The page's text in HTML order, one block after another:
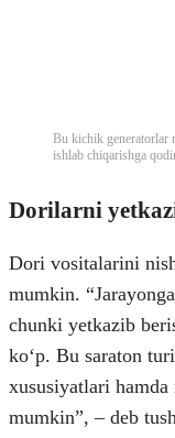
Bu kichik generatorlar
ishlab chiqarishga
Dorilarni
Dori vositalarini
mumkin.
chunki yetkazib
koʻp. Bu saraton
xususiyatlari
mumkin”, – deb